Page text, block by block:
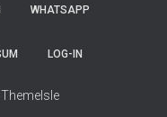
WHATSAPP
LOG-IN
ThemeIsle